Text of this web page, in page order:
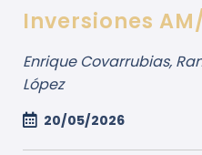
Inversiones
Enrique Covarrubias,
López
20/05/2026